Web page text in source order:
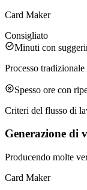
Card Maker
Consigliato
Minuti con
Processo tradizionale
Spesso ore con
Criteri del flusso di
Generazione di
Producendo molte
Card Maker